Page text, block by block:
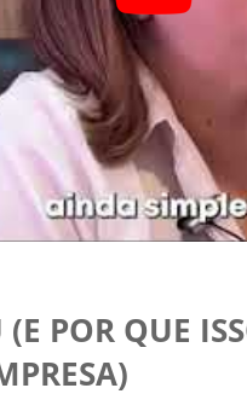
POR QUE